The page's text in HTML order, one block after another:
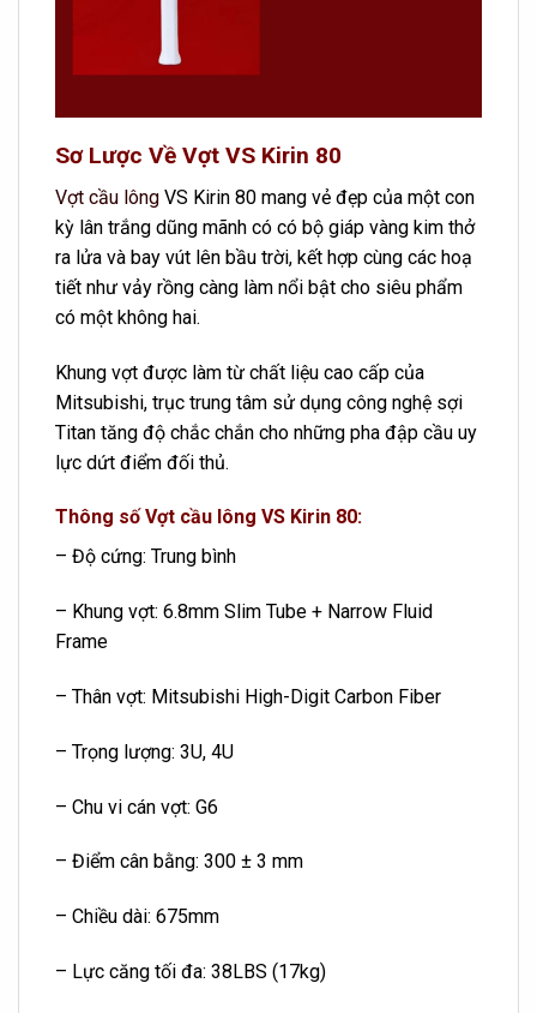
Sơ Lược Về Vợt VS Kirin 80
Vợt cầu lông VS Kirin 80 mang vẻ đẹp của một con
kỳ lân trắng dũng mãnh có có bộ giáp vàng kim thở
ra lửa và bay vút lên bầu trời, kết hợp cùng các hoạ
tiết như vảy rồng càng làm nổi bật cho siêu phẩm
có một không hai.
Khung vợt được làm từ chất liệu cao cấp của
Mitsubishi, trục trung tâm sử dụng công nghệ sợi
Titan tăng độ chắc chắn cho những pha đập cầu uy
lực dứt điểm đối thủ.
Thông số Vợt cầu lông VS Kirin 80:
– Độ cứng: Trung bình
– Khung vợt: 6.8mm Slim Tube + Narrow Fluid
Frame
– Thân vợt: Mitsubishi High-Digit Carbon Fiber
– Trọng lượng: 3U, 4U
– Chu vi cán vợt: G6
– Điểm cân bằng: 300 ± 3 mm
– Chiều dài: 675mm
– Lực căng tối đa: 38LBS (17kg)